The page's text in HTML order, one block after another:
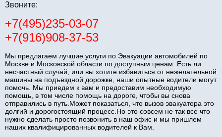
Звоните:
+7(495)235-03-07
+7(916)908-37-53
Мы предлагаем лучшие услуги по Эвакуации автомобилей по
Москве и Московской области по доступным ценам. Есть ли
несчастный случай, или вы хотите избавиться от нежелательной
машины на подъездной дорожке, наши опытные водители могут
помочь. Мы приедем к вам и предоставим необходимую
помощь, в том числе помощь на дороге, чтобы вы снова
отправились в путь.Может показаться, что вызов эвакуатора это
долгий и дорогостоящий процесс.Но это совсем не так все что
нужно сделать просто позвонить в наш офис и мы пришлем
наших квалифицированных водителей к Вам.